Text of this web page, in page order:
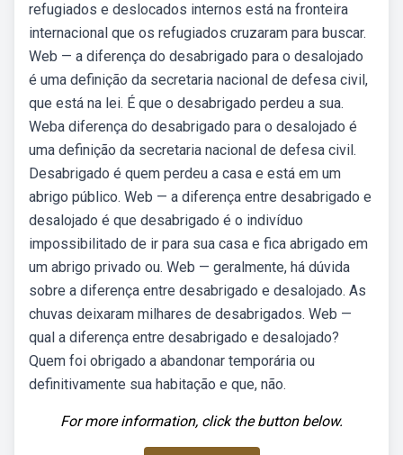
refugiados e deslocados internos está na fronteira
internacional que os refugiados cruzaram para buscar.
Web — a diferença do desabrigado para o desalojado
é uma definição da secretaria nacional de defesa civil,
que está na lei. É que o desabrigado perdeu a sua.
Weba diferença do desabrigado para o desalojado é
uma definição da secretaria nacional de defesa civil.
Desabrigado é quem perdeu a casa e está em um
abrigo público. Web — a diferença entre desabrigado e
desalojado é que desabrigado é o indivíduo
impossibilitado de ir para sua casa e fica abrigado em
um abrigo privado ou. Web — geralmente, há dúvida
sobre a diferença entre desabrigado e desalojado. As
chuvas deixaram milhares de desabrigados. Web —
qual a diferença entre desabrigado e desalojado?
Quem foi obrigado a abandonar temporária ou
definitivamente sua habitação e que, não.
For more information, click the button below.